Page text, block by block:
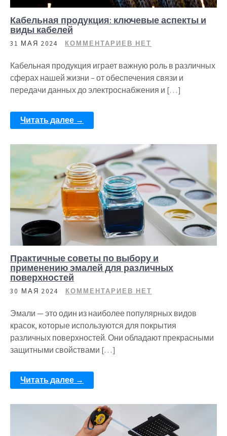
Кабельная продукция: ключевые аспекты и
виды кабелей
31 МАЯ 2024 КОММЕНТАРИЕВ НЕТ
Кабельная продукция играет важную роль в различных
сферах нашей жизни – от обеспечения связи и
передачи данных до электроснабжения и […]
Читать далее →
Практичные советы по выбору и
применению эмалей для различных
поверхностей
30 МАЯ 2024 КОММЕНТАРИЕВ НЕТ
Эмали — это один из наиболее популярных видов
красок, которые используются для покрытия
различных поверхностей. Они обладают прекрасными
защитными свойствами […]
Читать далее →